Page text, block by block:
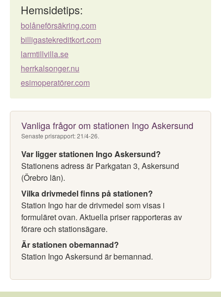
Hemsidetips:
bolåneförsäkring.com
billigastekreditkort.com
larmtillvilla.se
herrkalsonger.nu
esimoperatörer.com
Vanliga frågor om stationen Ingo Askersund
Senaste prisrapport: 21/4-26.
Var ligger stationen Ingo Askersund?
Stationens adress är Parkgatan 3, Askersund
(Örebro län).
Vilka drivmedel finns på stationen?
Station Ingo har de drivmedel som visas i
formuläret ovan. Aktuella priser rapporteras av
förare och stationsägare.
Är stationen obemannad?
Station Ingo Askersund är bemannad.